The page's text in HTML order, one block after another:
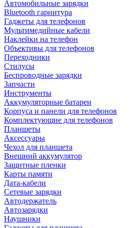
Автомобильные зарядки
Bluetooth гарнитура
Гаджеты для телефонов
Мультимедийные кабели
Наклейки на телефон
Объективы для телефонов
Переходники
Стилусы
Беспроводные зарядки
Запчасти
Инструменты
Аккумуляторные батареи
Корпуса и панели для телефонов
Комплектующие для телефонов
Планшеты
Аксессуары
Чехол для планшета
Внешний аккумулятор
Защитные пленки
Карты памяти
Дата-кабели
Сетевые зарядки
Автодержатель
Автозарядки
Наушники